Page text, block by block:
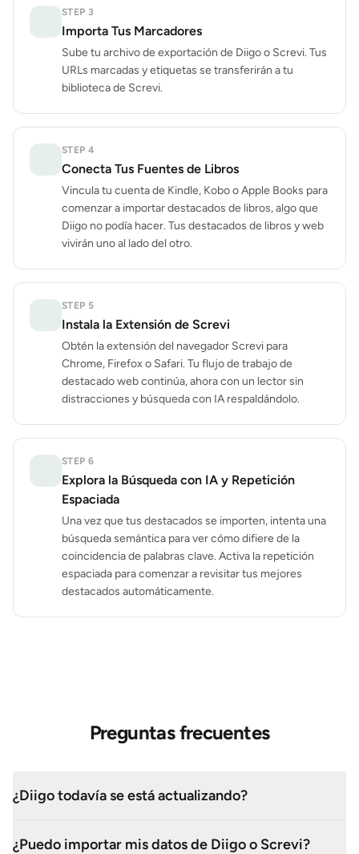
STEP 3
Importa Tus Marcadores
Sube tu archivo de exportación de Diigo o Screvi. Tus
URLs marcadas y etiquetas se transferirán a tu
biblioteca de Screvi.
STEP 4
Conecta Tus Fuentes de Libros
Vincula tu cuenta de Kindle, Kobo o Apple Books para
comenzar a importar destacados de libros, algo que
Diigo no podía hacer. Tus destacados de libros y web
vivirán uno al lado del otro.
STEP 5
Instala la Extensión de Screvi
Obtén la extensión del navegador Screvi para
Chrome, Firefox o Safari. Tu flujo de trabajo de
destacado web continúa, ahora con un lector sin
distracciones y búsqueda con IA respaldándolo.
STEP 6
Explora la Búsqueda con IA y Repetición
Espaciada
Una vez que tus destacados se importen, intenta una
búsqueda semántica para ver cómo difiere de la
coincidencia de palabras clave. Activa la repetición
espaciada para comenzar a revisitar tus mejores
destacados automáticamente.
Preguntas frecuentes
¿Diigo todavía se está actualizando?
¿Puedo importar mis datos de Diigo o Screvi?